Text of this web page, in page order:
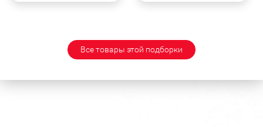
Все товары этой подборки